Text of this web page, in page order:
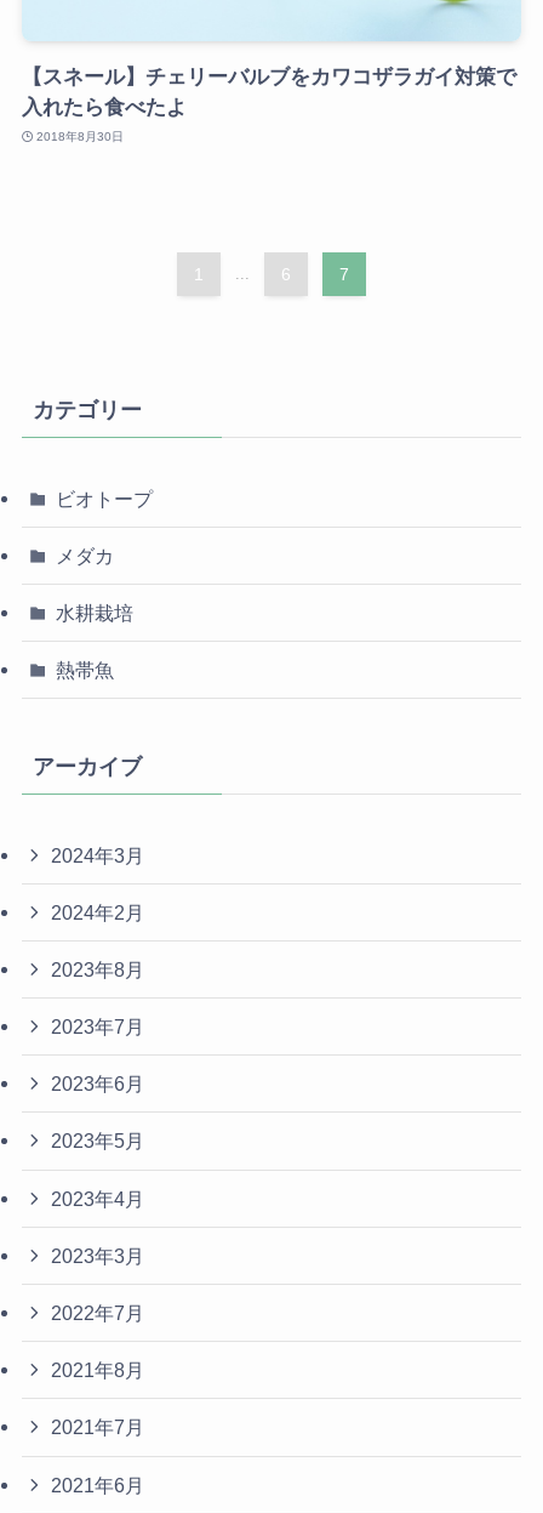
【スネール】チェリーバルブをカワコザラガイ対策で
入れたら食べたよ
2018年8月30日
1 ... 6 7
カテゴリー
ビオトープ
メダカ
水耕栽培
熱帯魚
アーカイブ
2024年3月
2024年2月
2023年8月
2023年7月
2023年6月
2023年5月
2023年4月
2023年3月
2022年7月
2021年8月
2021年7月
2021年6月